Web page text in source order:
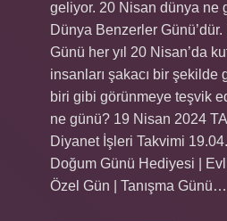
geliyor. 20 Nisan dünya ne
Dünya Benzerler
Günü her yıl 20 Nisan’da
insanları şakacı bir şekilde
biri gibi görünmeye teşvik
ne günü? 19 Nisan 2024
Diyanet İşleri Takvimi
Doğum Günü Hediyesi |
Özel Gün | Tanışma Günü…